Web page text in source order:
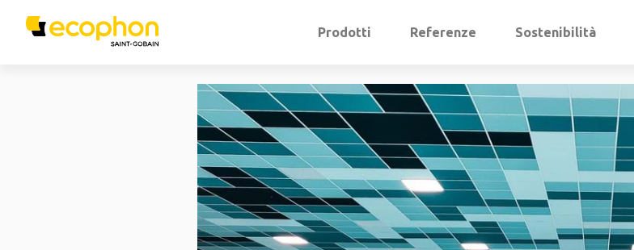
Prodotti Referenze Sostenibilità